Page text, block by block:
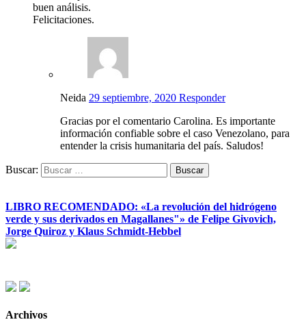
buen análisis.
Felicitaciones.
Neida 29 septiembre, 2020 Responder
Gracias por el comentario Carolina. Es importante
información confiable sobre el caso Venezolano, para
entender la crisis humanitaria del país. Saludos!
Buscar:
LIBRO RECOMENDADO: «La revolución del hidrógeno
verde y sus derivados en Magallanes"» de Felipe Givovich,
Jorge Quiroz y Klaus Schmidt-Hebbel
Archivos